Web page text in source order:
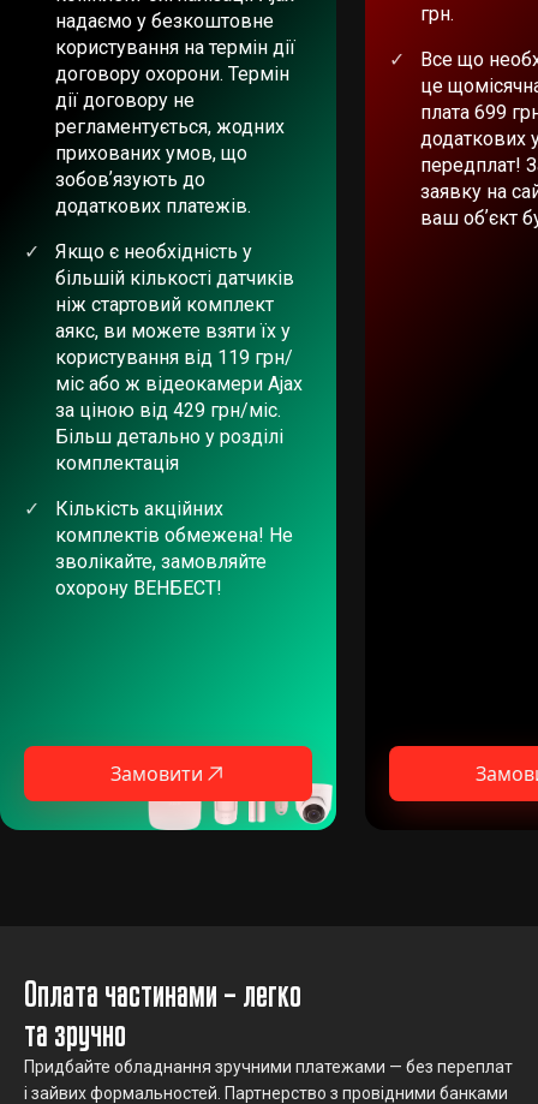
надаємо у безкоштовне
користування на термін дії
договору охорони. Термін
дії договору не
регламентується, жодних
прихованих умов, що
зобовʼязують до
додаткових платежів.
Якщо є необхідність у
більшій кількості датчиків
ніж стартовий комплект
аякс, ви можете взяти їх у
користування від 119 грн/
міс або ж відеокамери Ajax
за ціною від 429 грн/міс.
Більш детально у розділі
комплектація
Кількість акційних
комплектів обмежена! Не
зволікайте, замовляйте
охорону ВЕНБЕСТ!
Замовити
грн.
Все що
це
плата 699
додаткових
передплат!
заявку на
ваш обʼєкт
Оплата частинами – легко
та зручно
Придбайте обладнання зручними платежами — без переплат
і зайвих формальностей. Партнерство з провідними банками